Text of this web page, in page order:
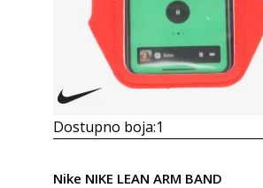
Dostupno boja:1
Nike NIKE LEAN ARM BAND